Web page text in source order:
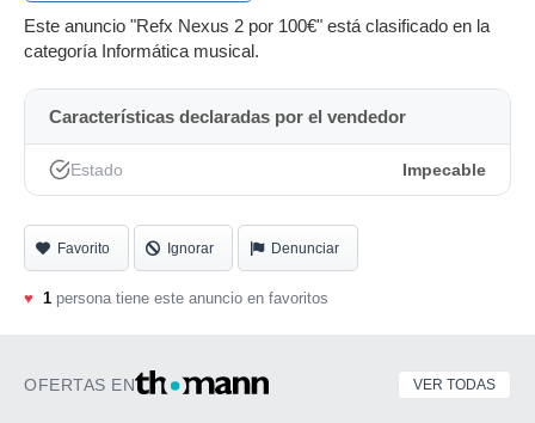
Este anuncio "Refx Nexus 2 por 100€" está clasificado en la
categoría Informática musical.
Características declaradas por el vendedor
Estado Impecable
Favorito Ignorar Denunciar
♥ 1 persona tiene este anuncio en favoritos
OFERTAS EN VER TODAS